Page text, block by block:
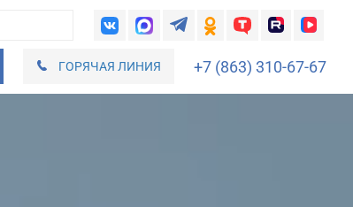
ГОРЯЧАЯ ЛИНИЯ +7 (863) 310-67-67